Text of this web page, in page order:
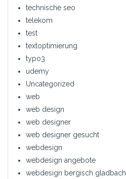
technische seo
telekom
test
textoptimierung
typo3
udemy
Uncategorized
web
web design
web designer
web designer gesucht
webdesign
webdesign angebote
webdesign bergisch gladbach